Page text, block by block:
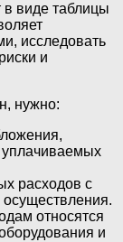
в виде таблицы
исследовать
и
нужно:
расходов с
относятся
и